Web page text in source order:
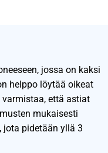
jossa on kaksi
helppo löytää oikeat
että astiat
mukaisesti
jota pidetään yllä 3